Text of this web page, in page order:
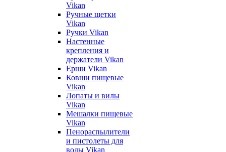
Vikan
Ручные щетки
Vikan
Ручки Vikan
Настенные
крепления и
держатели Vikan
Ерши Vikan
Ковши пищевые
Vikan
Лопаты и вилы
Vikan
Мешалки пищевые
Vikan
Пенораспылители
и пистолеты для
воды Vikan